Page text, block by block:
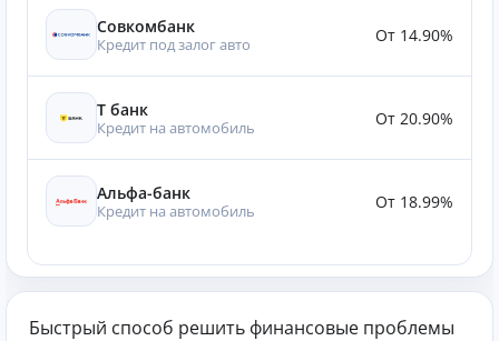
Совкомбанк
Кредит под залог авто От 14.90%
Т банк
Кредит на автомобиль От 20.90%
Альфа-банк
Кредит на автомобиль От 18.99%
Быстрый способ решить финансовые проблемы